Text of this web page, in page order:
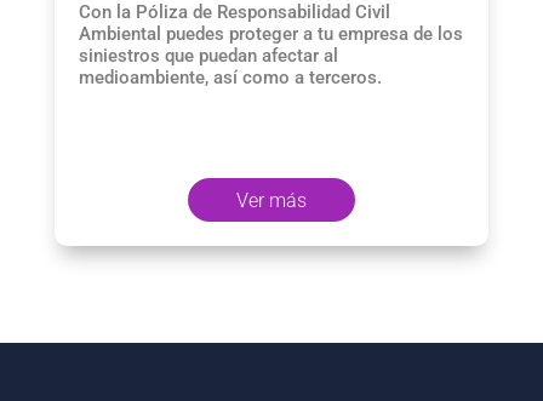
Con la Póliza de Responsabilidad Civil
Ambiental puedes proteger a tu empresa de los
siniestros que puedan afectar al
medioambiente, así como a terceros.
Ver más